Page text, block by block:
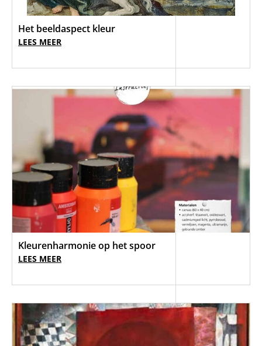
Het beeldaspect kleur
LEES MEER
Kleurenharmonie op het spoor
LEES MEER